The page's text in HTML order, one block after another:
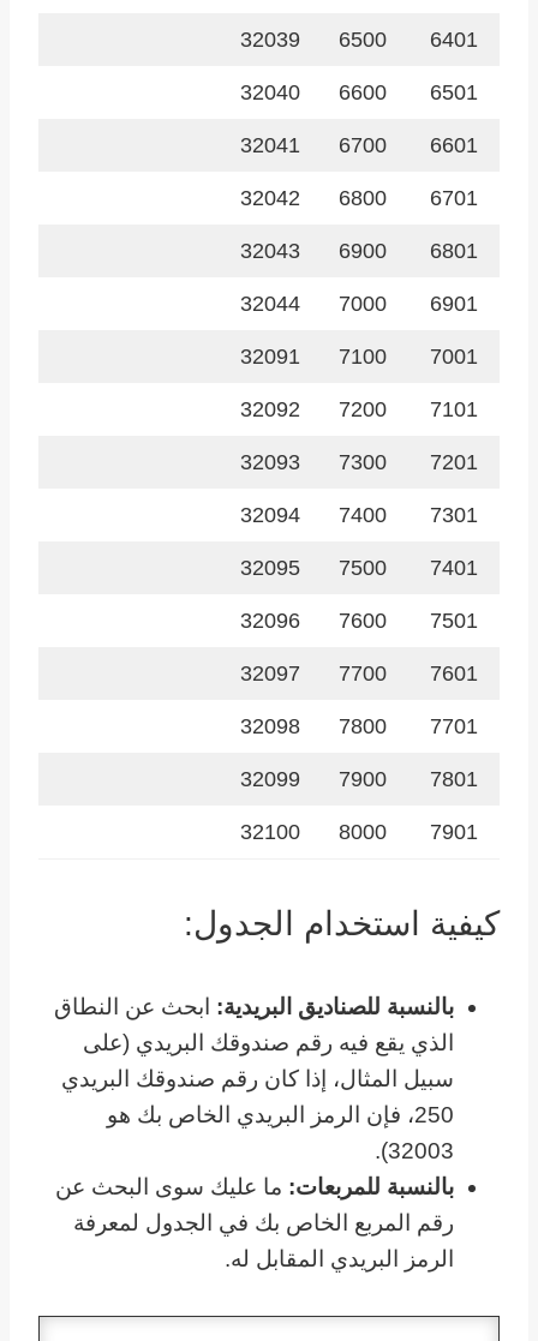
6401
6500
32039
6501
6600
32040
6601
6700
32041
6701
6800
32042
6801
6900
32043
6901
7000
32044
7001
7100
32091
7101
7200
32092
7201
7300
32093
7301
7400
32094
7401
7500
32095
7501
7600
32096
7601
7700
32097
7701
7800
32098
7801
7900
32099
7901
8000
32100
كيفية استخدام الجدول:
بالنسبة للصناديق البريدية: ابحث عن النطاق
الذي يقع فيه رقم صندوقك البريدي (على
سبيل المثال، إذا كان رقم صندوقك البريدي
250، فإن الرمز البريدي الخاص بك هو
32003).
بالنسبة للمربعات: ما عليك سوى البحث عن
رقم المربع الخاص بك في الجدول لمعرفة
الرمز البريدي المقابل له.